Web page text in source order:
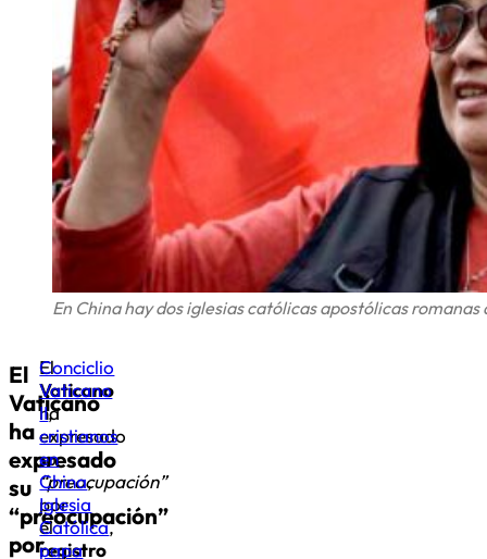
En China hay dos iglesias católicas apostólicas
El
Vaticano
ha
expresado
su
“preocupación”
por
El
Vaticano
ha
expresado
su
“preocupación”
por
el
registro
Conciclio
Vaticano
II,
cristianos
en
China,
Iglesia
Católica,
papa